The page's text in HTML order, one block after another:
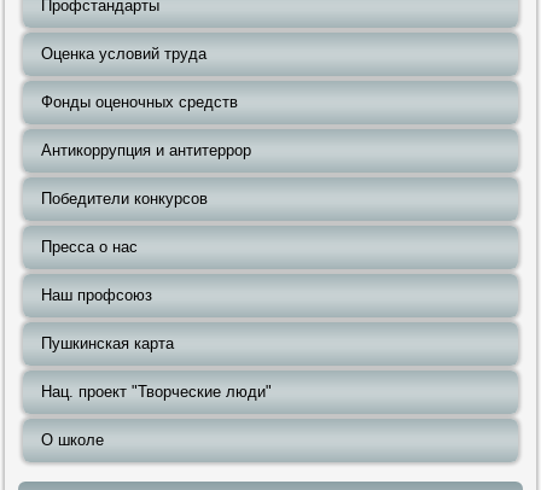
Профстандарты
Оценка условий труда
Фонды оценочных средств
Антикоррупция и антитеррор
Победители конкурсов
Пресса о нас
Наш профсоюз
Пушкинская карта
Нац. проект "Творческие люди"
О школе